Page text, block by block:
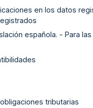
en los datos
española. - Para
tributarias